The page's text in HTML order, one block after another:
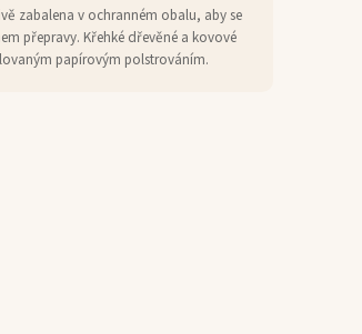
zabalena v ochranném obalu, aby se
přepravy. Křehké dřevěné a kovové
papírovým polstrováním.